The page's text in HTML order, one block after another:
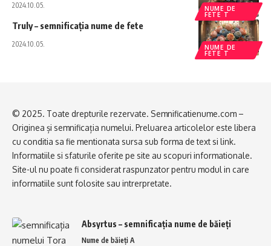
NUME DE
FETE T
2024.10.05.
NUME DE
FETE T
Truly – semnificația nume de fete
2024.10.05.
© 2025. Toate drepturile rezervate. Semnificatienume.com –
Originea și semnificația numelui. Preluarea articolelor este libera
cu conditia sa fie mentionata sursa sub forma de text si link.
Informatiile si sfaturile oferite pe site au scopuri informationale.
Site-ul nu poate fi considerat raspunzator pentru modul in care
informatiile sunt folosite sau intrerpretate.
Absyrtus – semnificația nume de băieți
Nume de băieți A